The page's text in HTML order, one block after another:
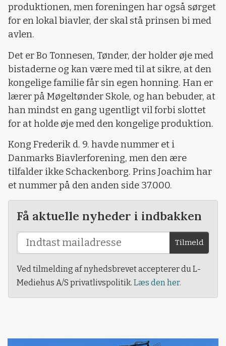
produktionen, men foreningen har også sørget
for en lokal biavler, der skal stå prinsen bi med
avlen.
Det er Bo Tonnesen, Tønder, der holder øje med
bistaderne og kan være med til at sikre, at den
kongelige familie får sin egen honning. Han er
lærer på Møgeltønder Skole, og han bebuder, at
han mindst en gang ugentligt vil forbi slottet
for at holde øje med den kongelige produktion.
Kong Frederik d. 9. havde nummer et i
Danmarks Biavlerforening, men den ære
tilfalder ikke Schackenborg. Prins Joachim har
et nummer på den anden side 37.000.
Få aktuelle nyheder i indbakken
Tilmeld
Ved tilmelding af nyhedsbrevet accepterer du L-
Mediehus A/S privatlivspolitik. Læs den her.